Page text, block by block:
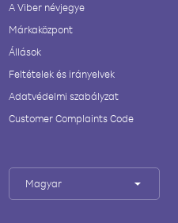
A Viber névjegye
Márkaközpont
Állások
Feltételek és irányelvek
Adatvédelmi szabályzat
Customer Complaints Code
Magyar